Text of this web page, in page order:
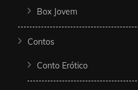
Box Jovem
Contos
Conto Erótico